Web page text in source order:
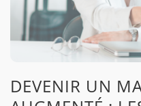
DEVENIR UN